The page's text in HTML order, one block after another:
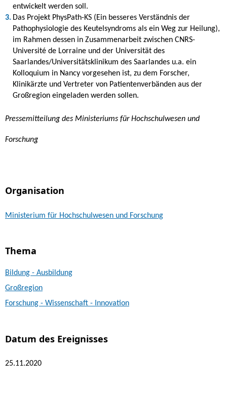
entwickelt werden soll.
Das Projekt PhysPath-KS (Ein besseres Verständnis der
Pathophysiologie des Keutelsyndroms als ein Weg zur Heilung),
im Rahmen dessen in Zusammenarbeit zwischen CNRS-
Université de Lorraine und der Universität des
Saarlandes/Universitätsklinikum des Saarlandes u.a. ein
Kolloquium in Nancy vorgesehen ist, zu dem Forscher,
Klinikärzte und Vertreter von Patientenverbänden aus der
Großregion eingeladen werden sollen.
Pressemitteilung des Ministeriums für Hochschulwesen und
Forschung
Organisation
Ministerium für Hochschulwesen und Forschung
Thema
Bildung - Ausbildung
Großregion
Forschung - Wissenschaft - Innovation
Datum des Ereignisses
25.11.2020